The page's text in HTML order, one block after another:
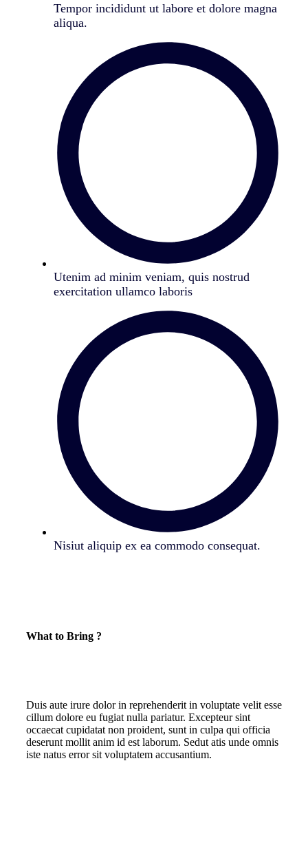
Tempor incididunt ut labore et dolore magna
aliqua.
Utenim ad minim veniam, quis nostrud
exercitation ullamco laboris
Nisiut aliquip ex ea commodo consequat.
What to Bring ?
Duis aute irure dolor in reprehenderit in voluptate velit esse
cillum dolore eu fugiat nulla pariatur. Excepteur sint
occaecat cupidatat non proident, sunt in culpa qui officia
deserunt mollit anim id est laborum. Sedut atis unde omnis
iste natus error sit voluptatem accusantium.